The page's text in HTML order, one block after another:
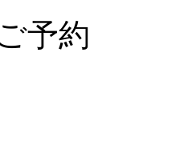
予約